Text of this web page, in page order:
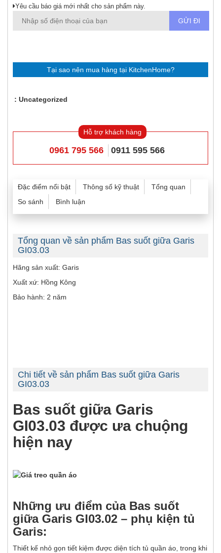
Yêu cầu báo giá mới nhất cho sản phẩm này.
Tại sao nên mua hàng tại KitchenHome?
Uncategorized
Hỗ trợ khách hàng
0961 795 566 0911 595 566
Đặc điểm nổi bật Thông số kỹ thuật
Tổng quan
So sánh
Bình luận
Tổng quan về sản phẩm Bas suốt giữa Garis
GI03.03
Hãng sản xuất: Garis
Xuất xứ: Hồng Kông
Bảo hành: 2 năm
Chi tiết về sản phẩm Bas suốt giữa Garis
GI03.03
Bas suốt giữa Garis
GI03.03 được ưa chuộng
hiện nay
Những ưu điểm của Bas suốt
giữa Garis GI03.02 – phụ kiện tủ
Garis:
Thiết kế nhỏ gọn tiết kiệm được diện tích tủ quần áo, trong khi